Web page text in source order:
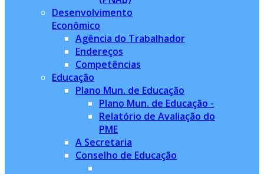
Desenvolvimento
Econômico
Agência do Trabalhador
Endereços
Competências
Educação
Plano Mun. de Educação
Plano Mun. de Educação -
Relatório de Avaliação do
PME
A Secretaria
Conselho de Educação